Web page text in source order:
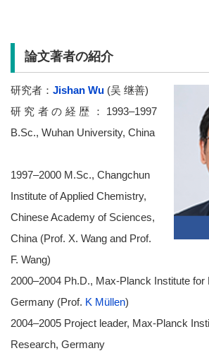
論文著者の紹介
研究者： Jishan Wu (吴 继善)
研究者の経歴：1993–1997
B.Sc., Wuhan University, China
1997–2000 M.Sc., Changchun
Institute of Applied Chemistry,
Chinese Academy of Sciences,
China (Prof. X. Wang and Prof.
F. Wang)
2000–2004 Ph.D., Max-Planck Institute
Germany (Prof. K Müllen)
2004–2005 Project leader, Max-Planck
Research, Germany